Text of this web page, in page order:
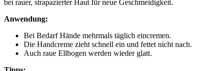
bei rauer, strapazierter Haut für neue Geschmeidigkeit.
Anwendung:
Bei Bedarf Hände mehrmals täglich eincremen.
Die Handcreme zieht schnell ein und fettet nicht nach.
Auch raue Ellbogen werden wieder glatt.